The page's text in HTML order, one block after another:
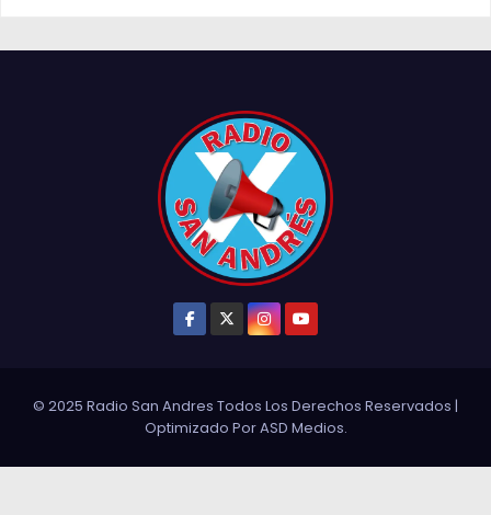
© 2025 Radio San Andres Todos Los Derechos Reservados |
Optimizado PorASD Medios.